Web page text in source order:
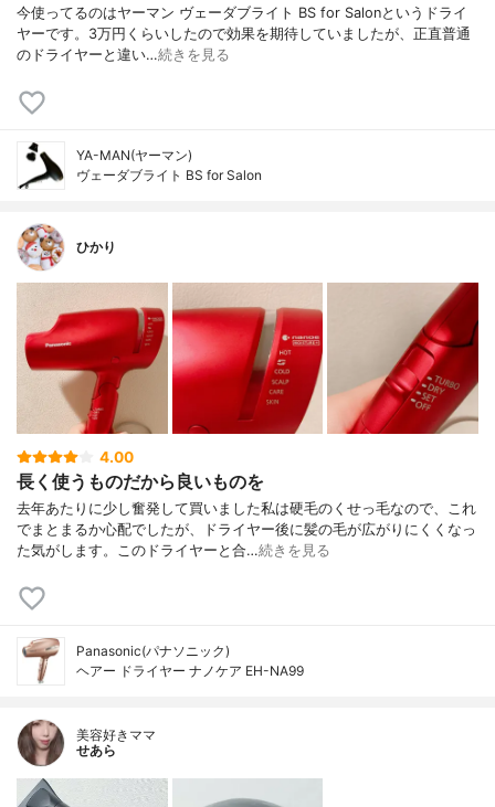
今使ってるのはヤーマン ヴェーダブライト BS for Salonというドライ
ヤーです。3万円くらいしたので効果を期待していましたが、正直普通
のドライヤーと違い…続きを見る
YA-MAN(ヤーマン)
ヴェーダブライト BS for Salon
ひかり
4.00
長く使うものだから良いものを
去年あたりに少し奮発して買いました私は硬毛のくせっ毛なので、これ
でまとまるか心配でしたが、ドライヤー後に髪の毛が広がりにくくなっ
た気がします。このドライヤーと合…続きを見る
Panasonic(パナソニック)
ヘアー ドライヤー ナノケア EH-NA99
美容好きママ
せあら